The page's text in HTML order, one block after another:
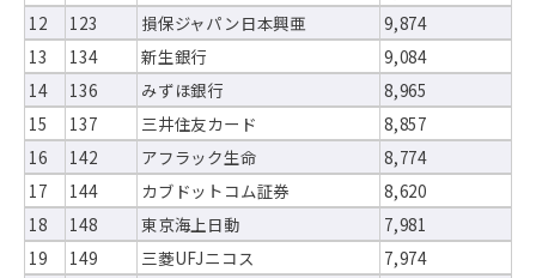
12
123 損保ジャパン日本興亜
9,874
13
134 新生銀行
9,084
14
136 みずほ銀行
8,965
15
137 三井住友カード
8,857
16
142 アフラック生命
8,774
17
144 カブドットコム証券
8,620
18
148 東京海上日動
7,981
19
149 三菱UFJニコス
7,974